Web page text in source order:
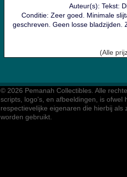
Auteur(s): Tekst:
Conditie: Zeer goed. Minimale
geschreven. Geen losse bladzijden.
(Alle
© 2026 Pemanah Collectibles. Alle
scripts, logo's, en afbeeldingen, is ofwel
respectievelijke eigenaren die hierbij